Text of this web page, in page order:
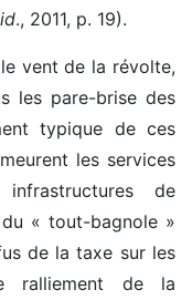
., 2011, p. 19).
vent de la révolte,
les pare-brise des
typique de ces
les services
de
« tout-bagnole »
de la taxe sur les
ralliement de la